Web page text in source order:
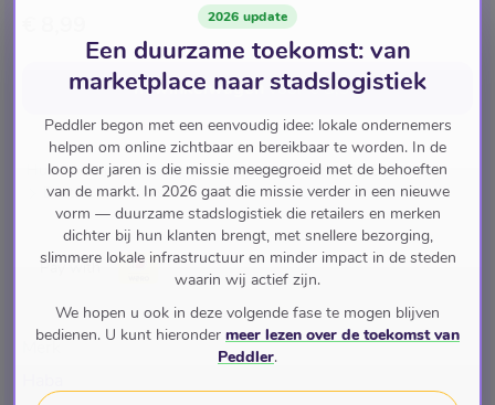
In winkelwagen voor € 8,99
Huis en Tuin Keuken en Eetkamer
Servies en Bestek
Bestek
Besteksets
Pay with
Merk
2026 update
Een duurzame toekomst: van
marketplace naar stadslogistiek
Peddler begon met een eenvoudig idee: lokale ondernemers
helpen om online zichtbaar en bereikbaar te worden. In de
loop der jaren is die missie meegegroeid met de behoeften
van de markt. In 2026 gaat die missie verder in een nieuwe
vorm — duurzame stadslogistiek die retailers en merken
dichter bij hun klanten brengt, met snellere bezorging,
slimmere lokale infrastructuur en minder impact in de steden
waarin wij actief zijn.
We hopen u ook in deze volgende fase te mogen blijven
bedienen. U kunt hieronder meer lezen over de toekomst van
Peddler.